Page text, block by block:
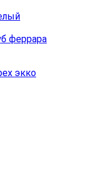
феррара
экко